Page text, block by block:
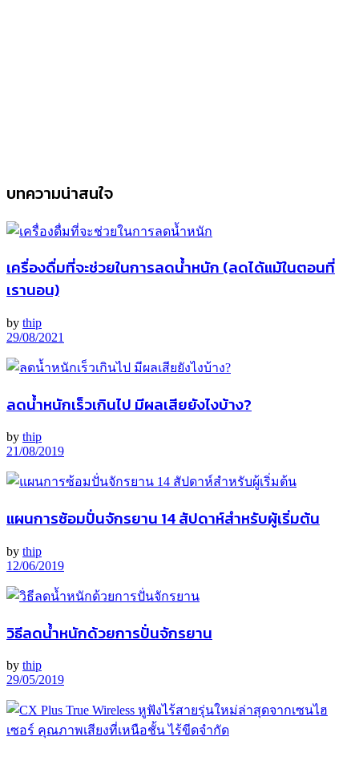
บทความน่าสนใจ
เครื่องดื่มที่จะช่วยในการลดน้ำหนัก (ลดได้แม้ในตอนที่
เรานอน)
by thip
29/08/2021
ลดน้ำหนักเร็วเกินไป มีผลเสียยังไงบ้าง?
by thip
21/08/2019
แผนการซ้อมปั่นจักรยาน 14 สัปดาห์สำหรับผู้เริ่มต้น
by thip
12/06/2019
วิธีลดน้ำหนักด้วยการปั่นจักรยาน
by thip
29/05/2019